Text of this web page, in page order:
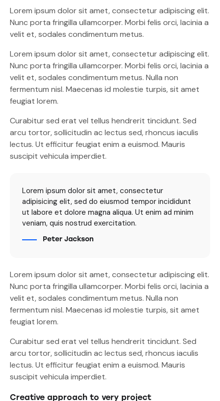
Lorem ipsum dolor sit amet, consectetur adipiscing elit.
Nunc porta fringilla ullamcorper. Morbi felis orci, lacinia a
velit et, sodales condimentum metus.
Lorem ipsum dolor sit amet, consectetur adipiscing elit.
Nunc porta fringilla ullamcorper. Morbi felis orci, lacinia a
velit et, sodales condimentum metus. Nulla non
fermentum nisl. Maecenas id molestie turpis, sit amet
feugiat lorem.
Curabitur sed erat vel tellus hendrerit tincidunt. Sed
arcu tortor, sollicitudin ac lectus sed, rhoncus iaculis
lectus. Ut efficitur feugiat enim a euismod. Mauris
suscipit vehicula imperdiet.
Lorem ipsum dolor sit amet, consectetur
adipisicing elit, sed do eiusmod tempor incididunt
ut labore et dolore magna aliqua. Ut enim ad minim
veniam, quis nostrud exercitation.
Peter Jackson
Lorem ipsum dolor sit amet, consectetur adipiscing elit.
Nunc porta fringilla ullamcorper. Morbi felis orci, lacinia a
velit et, sodales condimentum metus. Nulla non
fermentum nisl. Maecenas id molestie turpis, sit amet
feugiat lorem.
Curabitur sed erat vel tellus hendrerit tincidunt. Sed
arcu tortor, sollicitudin ac lectus sed, rhoncus iaculis
lectus. Ut efficitur feugiat enim a euismod. Mauris
suscipit vehicula imperdiet.
Creative approach to very project